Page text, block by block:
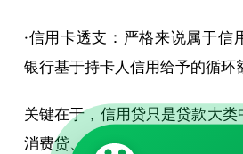
·信用卡透支：严格来说属于信
银行基于持卡人信用给予的循环
关键在于，信用贷只是贷款大
消费贷、抵押贷、网贷经常被混